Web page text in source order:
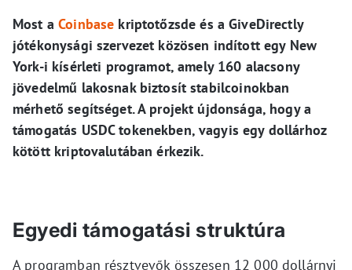
Most aCoinbase kriptotőzsde és a GiveDirectly
jótékonysági szervezet közösen indított egy New
York-i kísérleti programot, amely 160 alacsony
jövedelmű lakosnak biztosít stabilcoinokban
mérhető segítséget. A projekt újdonsága, hogy a
támogatás USDC tokenekben, vagyis egy dollárhoz
kötött kriptovalutában érkezik.
Egyedi támogatási struktúra
A programban résztvevők összesen 12 000 dollárnyi